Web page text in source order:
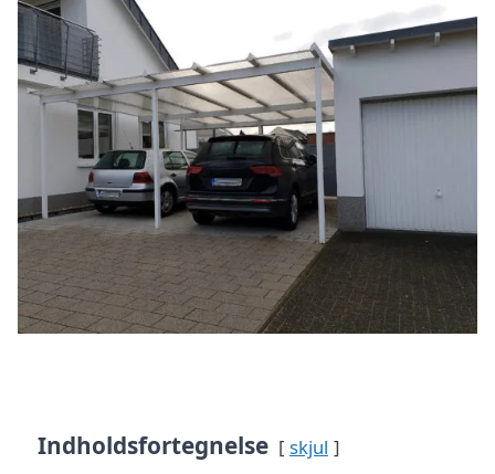
Indholdsfortegnelse skjul